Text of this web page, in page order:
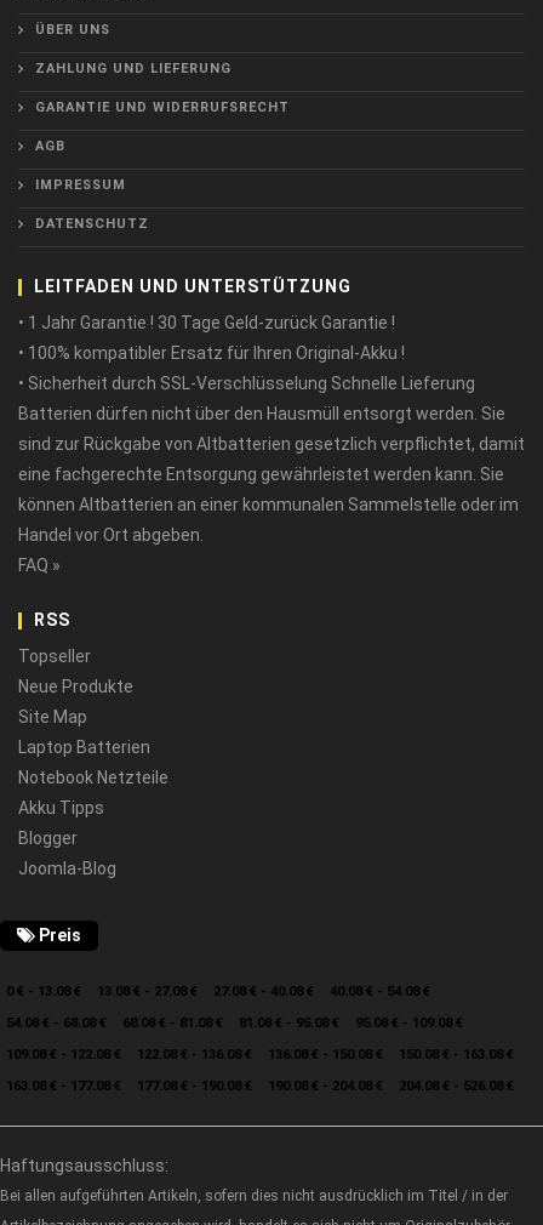
ÜBER UNS
ZAHLUNG UND LIEFERUNG
GARANTIE UND WIDERRUFSRECHT
AGB
IMPRESSUM
DATENSCHUTZ
LEITFADEN UND UNTERSTÜTZUNG
• 1 Jahr Garantie ! 30 Tage Geld-zurück Garantie !
• 100% kompatibler Ersatz für Ihren Original-Akku !
• Sicherheit durch SSL-Verschlüsselung Schnelle Lieferung
Batterien dürfen nicht über den Hausmüll entsorgt werden. Sie
sind zur Rückgabe von Altbatterien gesetzlich verpflichtet, damit
eine fachgerechte Entsorgung gewährleistet werden kann. Sie
können Altbatterien an einer kommunalen Sammelstelle oder im
Handel vor Ort abgeben.
FAQ »
RSS
Topseller
Neue Produkte
Site Map
Laptop Batterien
Notebook Netzteile
Akku Tipps
Blogger
Joomla-Blog
Preis
0 € - 13.08 € 13.08 € - 27.08 € 27.08 € - 40.08 €
40.08 € - 54.08 €
54.08 € - 68.08 €
68.08 € - 81.08 € 81.08 € - 95.08 €
95.08 € - 109.08 €
109.08 € - 122.08 €
122.08 € - 136.08 € 136.08 € - 150.08 €
150.08 € - 163.08 €
163.08 € - 177.08 €
177.08 € - 190.08 € 190.08 € - 204.08 € 204.08 € - 526.08 €
Haftungsausschluss:
Bei allen aufgeführten Artikeln, sofern dies nicht ausdrücklich im Titel / in der